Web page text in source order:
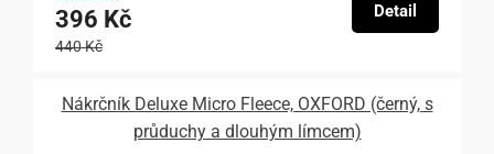
396 Kč
440 Kč
Detail
Nákrčník Deluxe Micro Fleece, OXFORD (černý, s
průduchy a dlouhým límcem)